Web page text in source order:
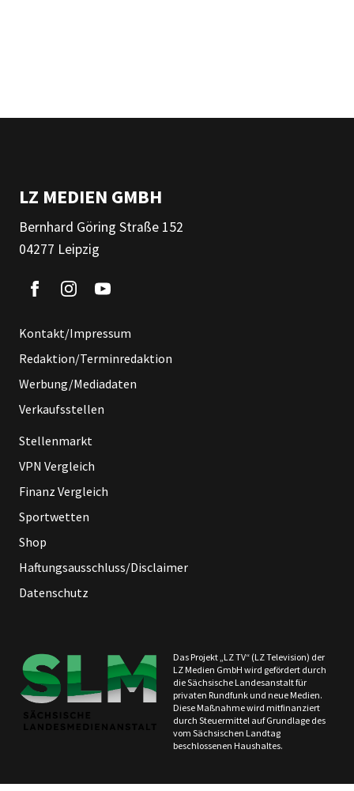
LZ MEDIEN GMBH
Bernhard Göring Straße 152
04277 Leipzig
Kontakt/Impressum
Redaktion/Terminredaktion
Werbung/Mediadaten
Verkaufsstellen
Stellenmarkt
VPN Vergleich
Finanz Vergleich
Sportwetten
Shop
Haftungsausschluss/Disclaimer
Datenschutz
Das Projekt „LZ TV“ (LZ Television) der
LZ Medien GmbH wird gefördert durch
die Sächsische Landesanstalt für
privaten Rundfunk und neue Medien.
Diese Maßnahme wird mitfinanziert
durch Steuermittel auf Grundlage des
vom Sächsischen Landtag
beschlossenen Haushaltes.